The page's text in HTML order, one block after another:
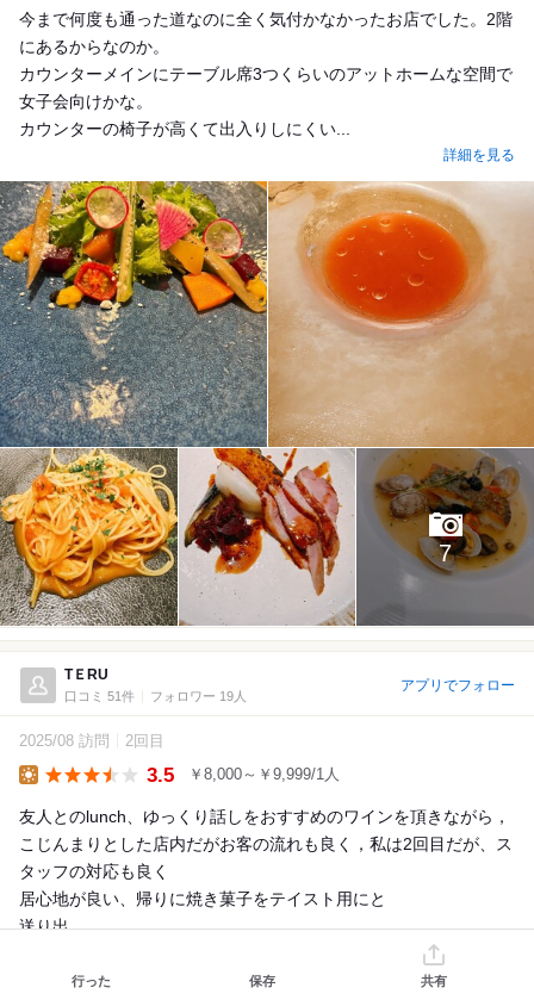
今まで何度も通った道なのに全く気付かなかったお店でした。2階
にあるからなのか。
カウンターメインにテーブル席3つくらいのアットホームな空間で
女子会向けかな。
カウンターの椅子が高くて出入りしにくい...
詳細を見る
7
TＥRU
口コミ 51件 フォロワー 19人
アプリでフォロー
2025/08 訪問 2回目
3.5 ￥8,000～￥9,999/1人
友人とのlunch、ゆっくり話しをおすすめのワインを頂きながら，
こじんまりとした店内だがお客の流れも良く，私は2回目だが、ス
タッフの対応も良く
居心地が良い、帰りに焼き菓子をテイスト用にと
送り出...
詳細を見る
行った 保存 共有